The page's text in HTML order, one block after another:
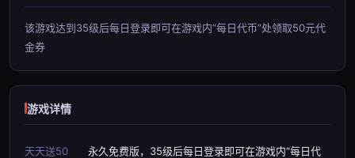
该游戏达到35级后每日登录即可在游戏内“每日代币”处领取50元代
金券
游戏详情
天天送50
永久免费版，35级后每日登录即可在游戏内“每日代